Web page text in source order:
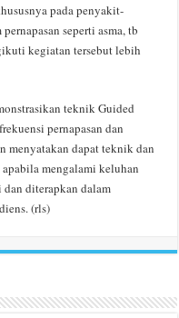
pada penyakit-
seperti asma, tb
kegiatan tersebut lebih
teknik Guided
pernapasan dan
menyatakan dapat teknik dan
mengalami keluhan
dan diterapkan dalam
(rls)